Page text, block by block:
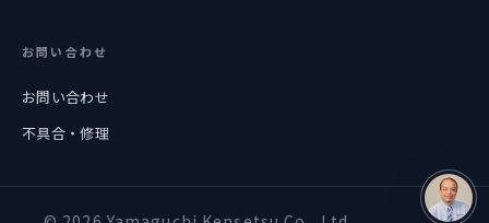
お問い合わせ
お問い合わせ
不具合・修理